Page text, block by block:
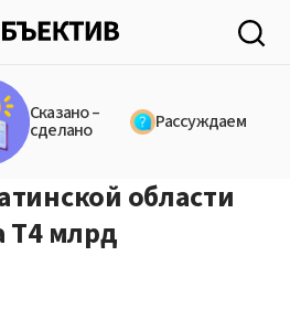
Сказано –
сделано Рассуждаем
области
Т4 млрд